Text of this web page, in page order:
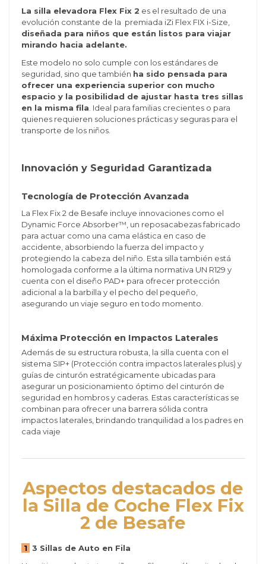
La silla elevadora Flex Fix 2 es el resultado de una
evolución constante de la premiada iZi Flex FIX i-Size,
diseñada para niños que están listos para viajar
mirando hacia adelante.
Este modelo no solo cumple con los estándares de
seguridad, sino que también ha sido pensada para
ofrecer una experiencia superior con mucho
espacio y la posibilidad de ajustar hasta tres sillas
en la misma fila . Ideal para familias crecientes o para
quienes requieren soluciones prácticas y seguras para el
transporte de los niños.
Innovación y Seguridad Garantizada
Tecnología de Protección Avanzada
La Flex Fix 2 de Besafe incluye innovaciones como el
Dynamic Force Absorber™, un reposacabezas fabricado
para actuar como una cama elástica en caso de
accidente, absorbiendo la fuerza del impacto y
protegiendo la cabeza del niño. Esta silla también está
homologada conforme a la última normativa UN R129 y
cuenta con el diseño PAD+ para ofrecer protección
adicional a la barbilla y el pecho del pequeño,
asegurando un viaje seguro en todo momento.
Máxima Protección en Impactos Laterales
Además de su estructura robusta, la silla cuenta con el
sistema SIP+ (Protección contra impactos laterales plus) y
guías de cinturón estratégicamente ubicadas para
asegurar un posicionamiento óptimo del cinturón de
seguridad en hombros y caderas. Estas características se
combinan para ofrecer una barrera sólida contra
impactos laterales, brindando tranquilidad a los padres en
cada viaje
Aspectos destacados de
la Silla de Coche Flex Fix
2 de Besafe
1 3 Sillas de Auto en Fila